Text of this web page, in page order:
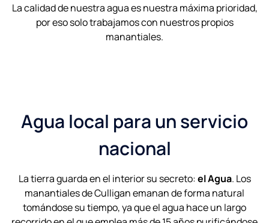
La calidad de nuestra agua es nuestra máxima prioridad,
por eso solo trabajamos con nuestros propios
manantiales.
Agua local para un servicio
nacional
La tierra guarda en el interior su secreto:el Agua. Los
manantiales de Culligan emanan de forma natural
tomándose su tiempo, ya que el agua hace un largo